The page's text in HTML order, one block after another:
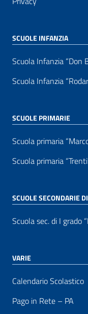
SCUOLE INFANZIA
Scuola Infanzia “Don
Scuola Infanzia
SCUOLE PRIMARIE
Scuola primaria
Scuola primaria
SCUOLE SECONDARIE
Scuola sec. di I grado
VARIE
Calendario Scolastico
Pago in Rete – PA